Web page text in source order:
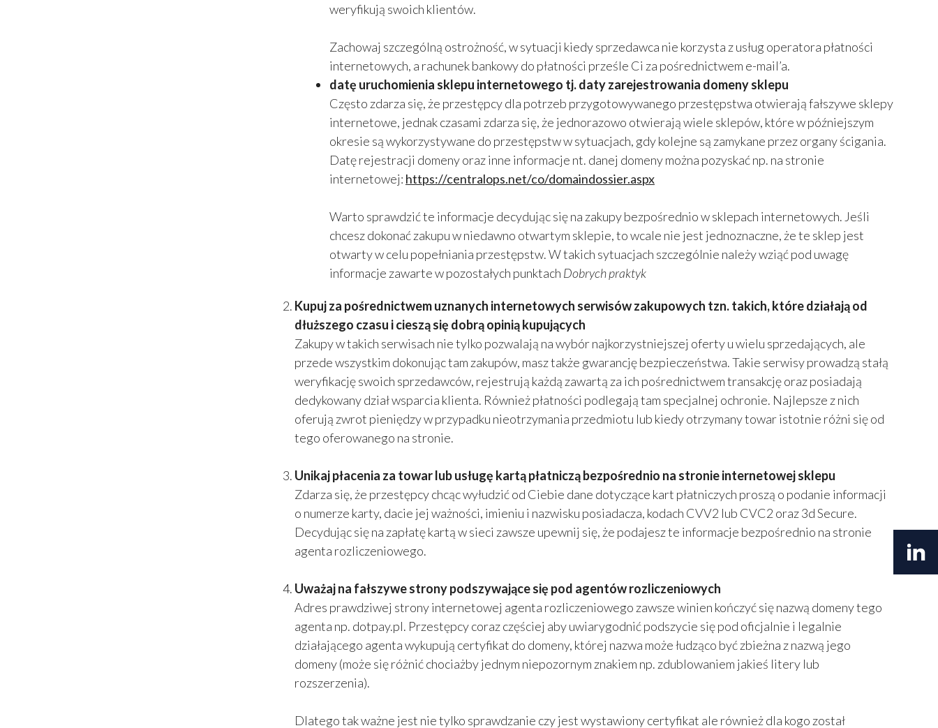
weryfikują swoich klientów.
Zachowaj szczególną ostrożność, w sytuacji kiedy sprzedawca nie korzysta z usług operatora płatności
internetowych, a rachunek bankowy do płatności prześle Ci za pośrednictwem e-mail’a.
datę uruchomienia sklepu internetowego tj. daty zarejestrowania domeny sklepu
Często zdarza się, że przestępcy dla potrzeb przygotowywanego przestępstwa otwierają fałszywe sklepy
internetowe, jednak czasami zdarza się, że jednorazowo otwierają wiele sklepów, które w późniejszym
okresie są wykorzystywane do przestępstw w sytuacjach, gdy kolejne są zamykane przez organy ścigania.
Datę rejestracji domeny oraz inne informacje nt. danej domeny można pozyskać np. na stronie
internetowej: https://centralops.net/co/domaindossier.aspx
Warto sprawdzić te informacje decydując się na zakupy bezpośrednio w sklepach internetowych. Jeśli
chcesz dokonać zakupu w niedawno otwartym sklepie, to wcale nie jest jednoznaczne, że te sklep jest
otwarty w celu popełniania przestępstw. W takich sytuacjach szczególnie należy wziąć pod uwagę
informacje zawarte w pozostałych punktach Dobrych praktyk
Kupuj za pośrednictwem uznanych internetowych serwisów zakupowych tzn. takich, które działają od
dłuższego czasu i cieszą się dobrą opinią kupujących
Zakupy w takich serwisach nie tylko pozwalają na wybór najkorzystniejszej oferty u wielu sprzedających, ale
przede wszystkim dokonując tam zakupów, masz także gwarancję bezpieczeństwa. Takie serwisy prowadzą stałą
weryfikację swoich sprzedawców, rejestrują każdą zawartą za ich pośrednictwem transakcję oraz posiadają
dedykowany dział wsparcia klienta. Również płatności podlegają tam specjalnej ochronie. Najlepsze z nich
oferują zwrot pieniędzy w przypadku nieotrzymania przedmiotu lub kiedy otrzymany towar istotnie różni się od
tego oferowanego na stronie.
Unikaj płacenia za towar lub usługę kartą płatniczą bezpośrednio na stronie internetowej sklepu
Zdarza się, że przestępcy chcąc wyłudzić od Ciebie dane dotyczące kart płatniczych proszą o podanie informacji
o numerze karty, dacie jej ważności, imieniu i nazwisku posiadacza, kodach CVV2 lub CVC2 oraz 3d Secure.
Decydując się na zapłatę kartą w sieci zawsze upewnij się, że podajesz te informacje bezpośrednio na stronie
agenta rozliczeniowego.
Uważaj na fałszywe strony podszywające się pod agentów rozliczeniowych
Adres prawdziwej strony internetowej agenta rozliczeniowego zawsze winien kończyć się nazwą domeny tego
agenta np. dotpay.pl. Przestępcy coraz częściej aby uwiarygodnić podszycie się pod oficjalnie i legalnie
działającego agenta wykupują certyfikat do domeny, której nazwa może łudząco być zbieżna z nazwą jego
domeny (może się różnić chociażby jednym niepozornym znakiem np. zdublowaniem jakieś litery lub
rozszerzenia).
Dlatego tak ważne jest nie tylko sprawdzanie czy jest wystawiony certyfikat ale również dla kogo został